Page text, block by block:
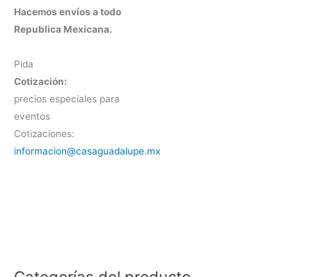
Hacemos envíos a todo
Republica Mexicana.
Pida
Cotización:
precios especiales para
eventos
Cotizaciones:
informacion@casaguadalupe.mx